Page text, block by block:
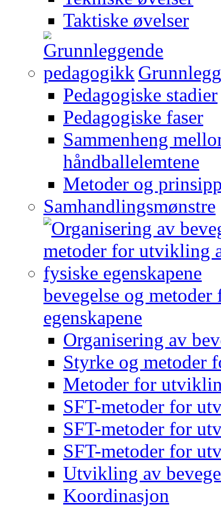
Taktiske øvelser
Pedagogiske stadier
Pedagogiske faser
Sammenheng
håndballelemtene
Metoder og
Samhandlingsmønstre
bevegelse og
egenskapene
Organisering av
Styrke og metoder
Metoder for
SFT-metoder for
SFT-metoder for
SFT-metoder for
Utvikling av
Koordinasjon